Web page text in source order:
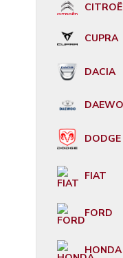
CUPRA
DACIA
DODGE
FIAT
FORD
HONDA